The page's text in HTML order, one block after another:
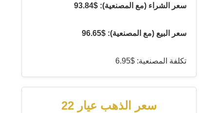
سعر الشراء (مع المصنعية): $93.84
سعر البيع (مع المصنعية): $96.65
تكلفة المصنعية: $6.95
سعر الذهب عيار 22